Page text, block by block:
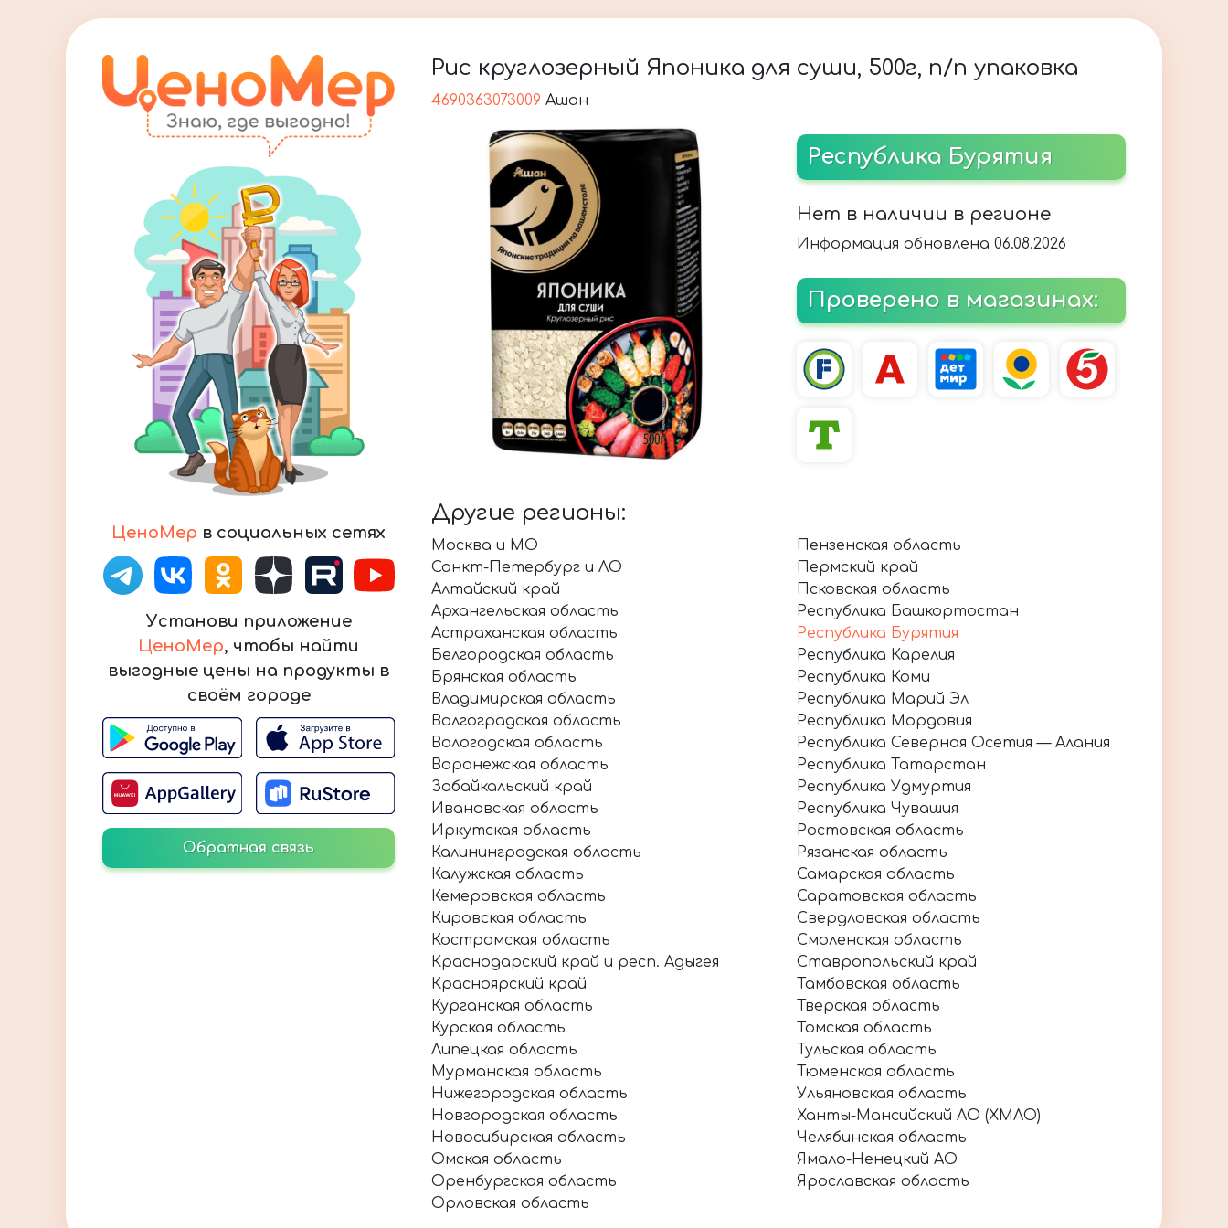
ЦеноМер в социальных сетях
Установи приложение
ЦеноМер, чтобы найти
выгодные цены на продукты в
своём городе
Обратная связь
Рис круглозерный Японика для суши, 500г, п/п упаковка
4690363073009 Ашан
Республика Бурятия
Нет в наличии в регионе
Информация обновлена 06.08.2026
Проверено в магазинах:
Другие регионы:
Москва и МО
Санкт-Петербург и ЛО
Алтайский край
Архангельская область
Астраханская область
Белгородская область
Брянская область
Владимирская область
Волгоградская область
Вологодская область
Воронежская область
Забайкальский край
Ивановская область
Иркутская область
Калининградская область
Калужская область
Кемеровская область
Кировская область
Костромская область
Краснодарский край и респ. Адыгея
Красноярский край
Курганская область
Курская область
Липецкая область
Мурманская область
Нижегородская область
Новгородская область
Новосибирская область
Омская область
Оренбургская область
Орловская область
Пензенская область
Пермский край
Псковская область
Республика Башкортостан
Республика Бурятия
Республика Карелия
Республика Коми
Республика Марий Эл
Республика Мордовия
Республика Северная Осетия — Алания
Республика Татарстан
Республика Удмуртия
Республика Чувашия
Ростовская область
Рязанская область
Самарская область
Саратовская область
Свердловская область
Смоленская область
Ставропольский край
Тамбовская область
Тверская область
Томская область
Тульская область
Тюменская область
Ульяновская область
Ханты-Мансийский АО (ХМАО)
Челябинская область
Ямало-Ненецкий АО
Ярославская область